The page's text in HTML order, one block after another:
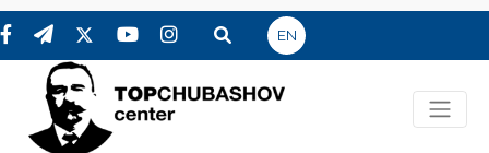
EN